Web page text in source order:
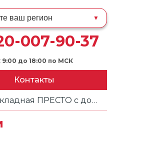
ваш регион ▼
007-90-37
9:00 до 18:00 по МСК
Контакты
с доводчиком и 3D-регулировкой, хром